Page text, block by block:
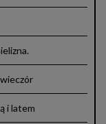
i latem